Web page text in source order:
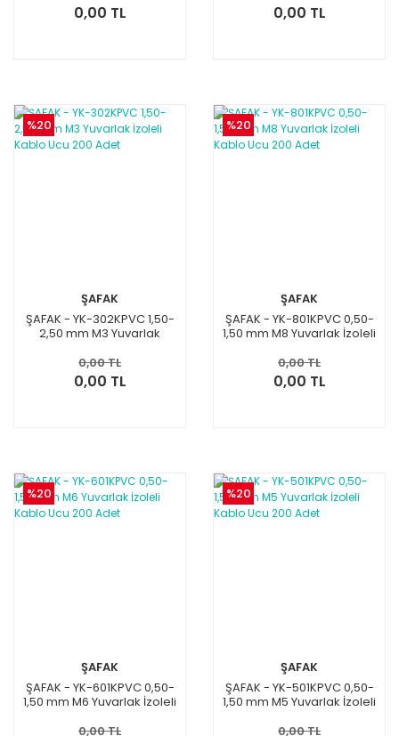
0,00 TL 0,00 TL
%20
ŞAFAK
ŞAFAK - YK-302KPVC 1,50-
2,50 mm M3 Yuvarlak
0,00 TL
0,00 TL
%20
ŞAFAK
ŞAFAK - YK-801KPVC 0,50-
1,50 mm M8 Yuvarlak İzoleli
0,00 TL
0,00 TL
%20
ŞAFAK
ŞAFAK - YK-601KPVC 0,50-
1,50 mm M6 Yuvarlak İzoleli
0,00 TL
%20
ŞAFAK
ŞAFAK - YK-501KPVC 0,50-
1,50 mm M5 Yuvarlak İzoleli
0,00 TL